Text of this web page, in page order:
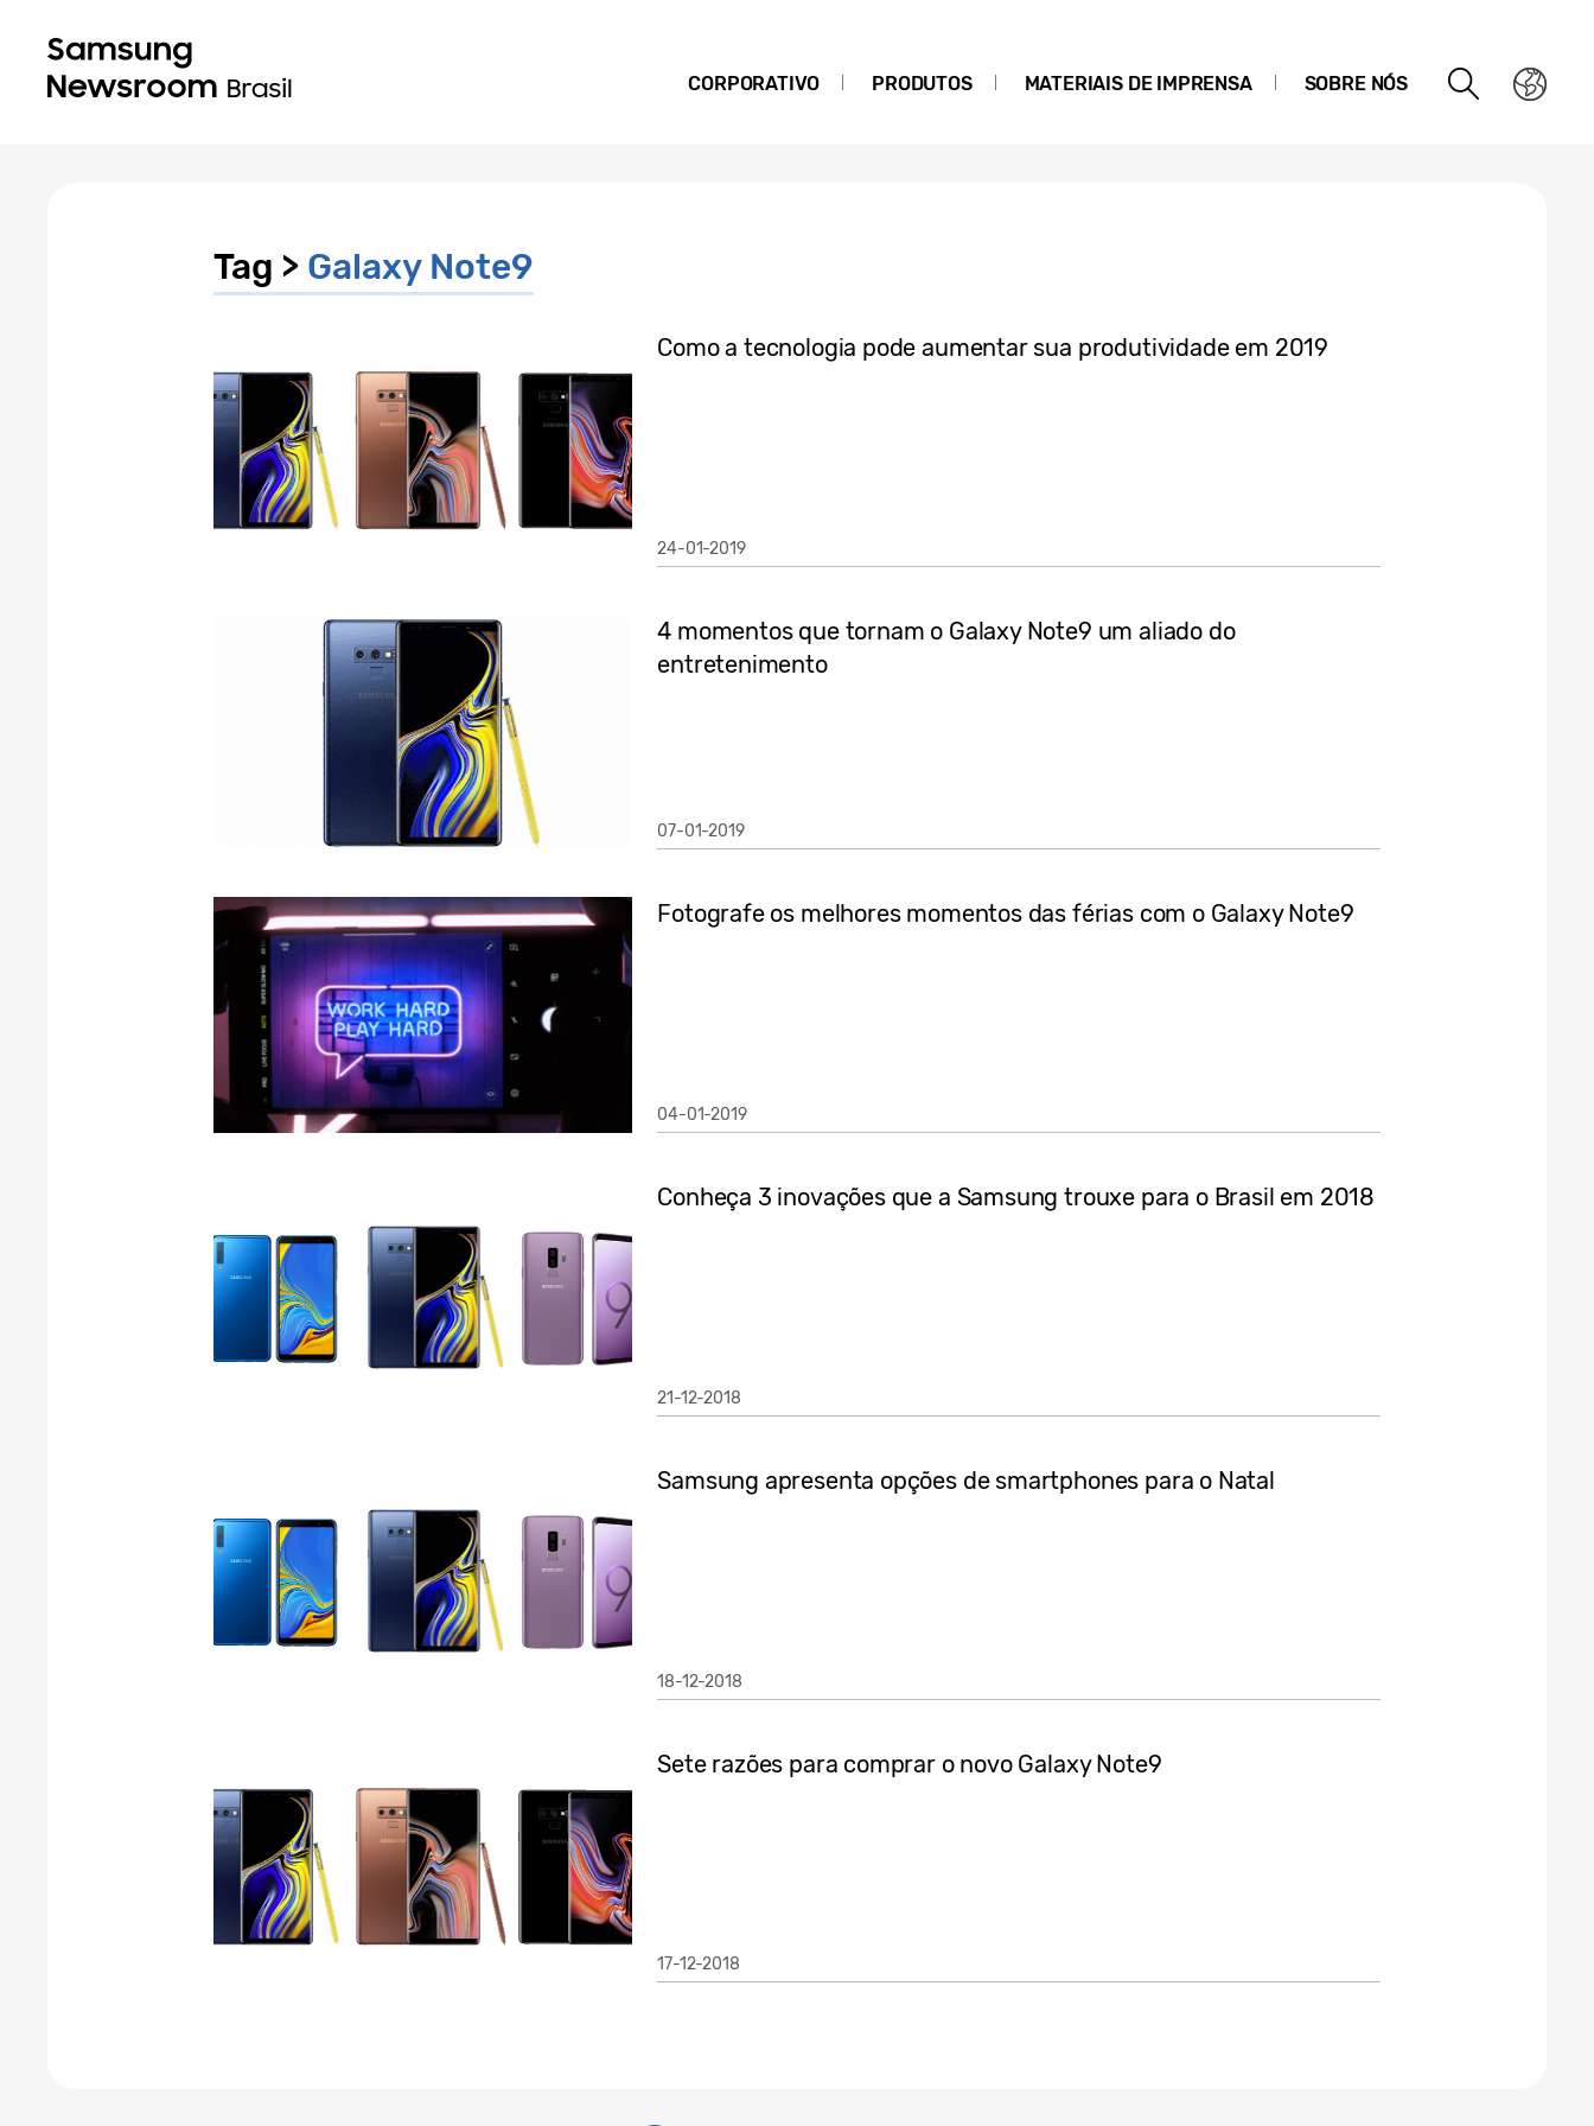
CORPORATIVO PRODUTOS MATERIAIS DE IMPRENSA SOBRE NÓS
Tag > Galaxy Note9
Como a tecnologia pode aumentar sua produtividade em 2019
24-01-2019
4 momentos que tornam o Galaxy Note9 um aliado do
entretenimento
07-01-2019
Fotografe os melhores momentos das férias com o Galaxy Note9
04-01-2019
Conheça 3 inovações que a Samsung trouxe para o Brasil em 2018
21-12-2018
Samsung apresenta opções de smartphones para o Natal
18-12-2018
Sete razões para comprar o novo Galaxy Note9
17-12-2018